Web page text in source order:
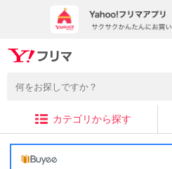
カテゴリから探す